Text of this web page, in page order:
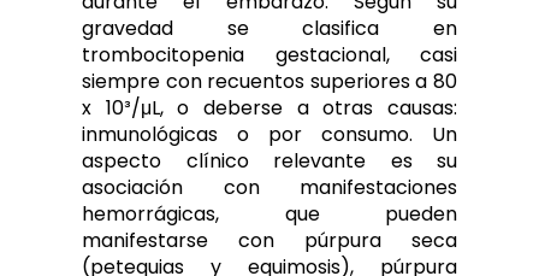
gravedad se clasifica en
trombocitopenia gestacional, casi
siempre con recuentos superiores a 80
x 10³/μL, o deberse a otras causas:
inmunológicas o por consumo. Un
aspecto clínico relevante es su
asociación con manifestaciones
hemorrágicas, que pueden
manifestarse con púrpura seca
(petequias y equimosis), púrpura